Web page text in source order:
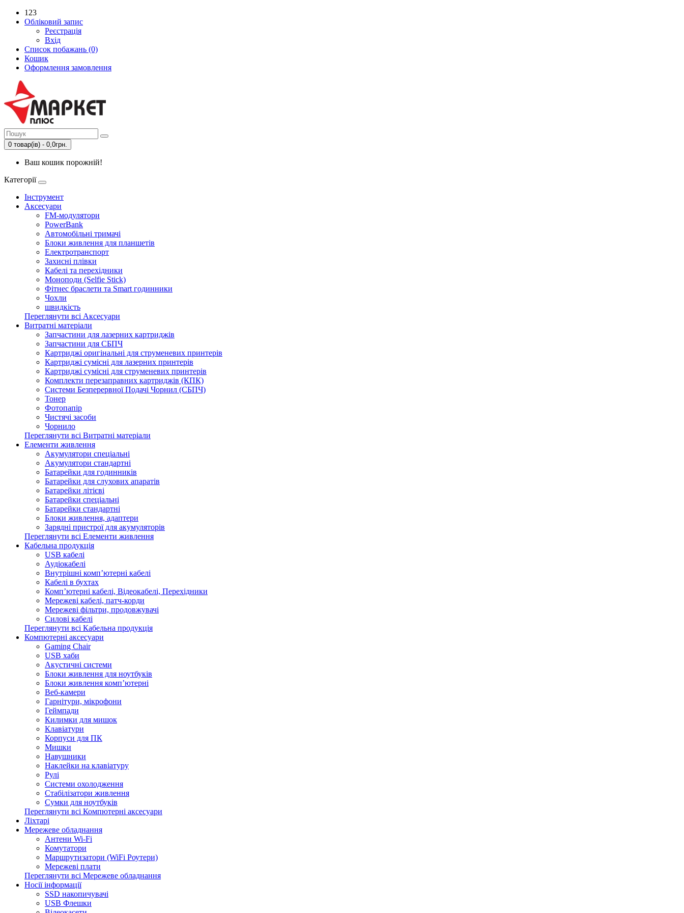
123
Обліковий запис
Реєстрація
Вхід
Список побажань (0)
Кошик
Оформлення замовлення
0 товар(ів) - 0,0грн.
Ваш кошик порожній!
Категорії
Інструмент
Аксесуари
FM-модулятори
PowerBank
Автомобільні тримачі
Блоки живлення для планшетів
Електротранспорт
Захисні плівки
Кабелі та перехідники
Моноподи (Selfie Stick)
Фітнес браслети та Smart годинники
Чохли
швидкість
Переглянути всі Аксесуари
Витратні матеріали
Запчастини для лазерних картриджів
Запчастини для СБПЧ
Картриджі оригінальні для струменевих принтерів
Картриджі сумісні для лазерних принтерів
Картриджі сумісні для струменевих принтерів
Комплекти перезаправних картриджів (КПК)
Системи Безперервної Подачі Чорнил (СБПЧ)
Тонер
Фотопапір
Чистячі засоби
Чорнило
Переглянути всі Витратні матеріали
Елементи живлення
Акумулятори спеціальні
Акумулятори стандартні
Батарейки для годинників
Батарейки для слухових апаратів
Батарейки літієві
Батарейки спеціальні
Батарейки стандартні
Блоки живлення, адаптери
Зарядні пристрої для акумуляторів
Переглянути всі Елементи живлення
Кабельна продукція
USB кабелі
Аудіокабелі
Внутрішні комп’ютерні кабелі
Кабелі в бухтах
Комп’ютерні кабелі, Відеокабелі, Перехідники
Мережеві кабелі, патч-корди
Мережеві фільтри, продовжувачі
Силові кабелі
Переглянути всі Кабельна продукція
Компютерні аксесуари
Gaming Chair
USB хаби
Акустичні системи
Блоки живлення для ноутбуків
Блоки живлення комп’ютерні
Веб-камери
Гарнітури, мікрофони
Геймпади
Килимки для мишок
Клавіатури
Корпуси для ПК
Мишки
Навушники
Наклейки на клавіатуру
Рулі
Системи охолодження
Стабілізатори живлення
Сумки для ноутбуків
Переглянути всі Компютерні аксесуари
Ліхтарі
Мережеве обладнання
Антени Wi-Fi
Комутатори
Маршрутизатори (WiFi Роутери)
Мережеві плати
Переглянути всі Мережеве обладнання
Носії інформації
SSD накопичувачі
USB Флешки